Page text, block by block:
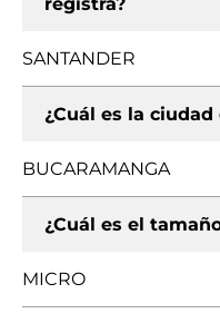
SANTANDER
¿Cuál es la
BUCARAMANGA
¿Cuál es el
MICRO